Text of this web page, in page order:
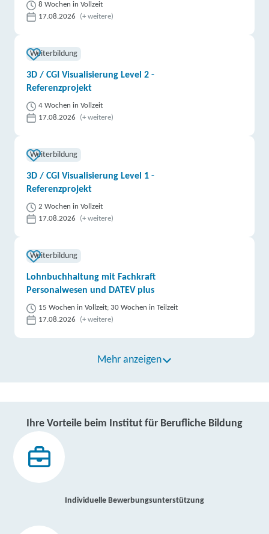
8 Wochen in Vollzeit
17.08.2026
(+ weitere)
Weiterbildung
3D / CGI Visualisierung Level 2 -
Referenzprojekt
4 Wochen in Vollzeit
17.08.2026
(+ weitere)
Weiterbildung
3D / CGI Visualisierung Level 1 -
Referenzprojekt
2 Wochen in Vollzeit
17.08.2026
(+ weitere)
Weiterbildung
Lohnbuchhaltung mit Fachkraft
Personalwesen und DATEV plus
15 Wochen in Vollzeit; 30 Wochen in Teilzeit
17.08.2026
(+ weitere)
Mehr anzeigen
Ihre Vorteile beim Institut für Berufliche Bildung
Individuelle Bewerbungsunterstützung